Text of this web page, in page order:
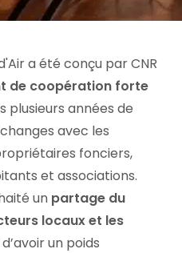
a été conçu par CNR
de coopération forte
plusieurs années de
avec les
fonciers,
et associations.
un partage du
locaux et les
un poids